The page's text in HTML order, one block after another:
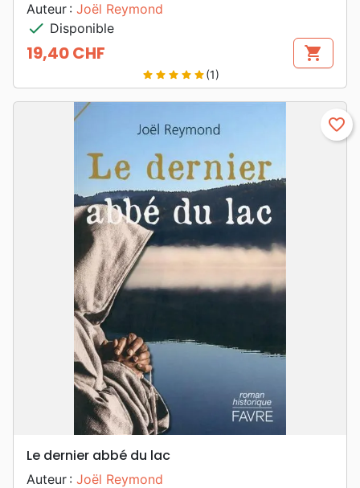
Auteur : Joël Reymond
check Disponible
Prix
19,40 CHF shopping_cart
star star star star star(1)
favorite_border
Le dernier abbé du lac
Auteur : Joël Reymond